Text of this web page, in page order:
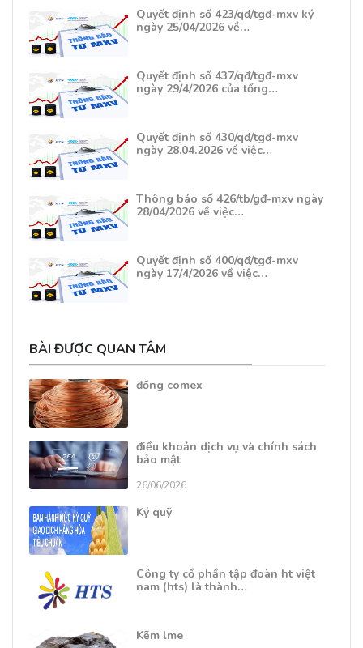
Quyết định số 423/qđ/tgđ-mxv ký
ngày 25/04/2026 về…
Quyết định số 437/qđ/tgđ-mxv
ngày 29/4/2026 của tổng…
Quyết định số 430/qđ/tgđ-mxv
ngày 28.04.2026 về việc…
Thông báo số 426/tb/gđ-mxv ngày
28/04/2026 về việc…
Quyết định số 400/qđ/tgđ-mxv
ngày 17/4/2026 về việc…
BÀI ĐƯỢC QUAN TÂM
đồng comex
điều khoản dịch vụ và chính sách
bảo mật
26/06/2026
Ký quỹ
Công ty cổ phần tập đoàn ht việt
nam (hts) là thành…
Kẽm lme